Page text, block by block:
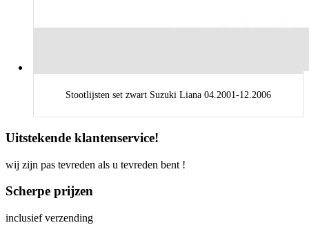
Stootlijsten set zwart Suzuki Liana 04.2001-12.2006
Uitstekende klantenservice!
wij zijn pas tevreden als u tevreden bent !
Scherpe prijzen
inclusief verzending